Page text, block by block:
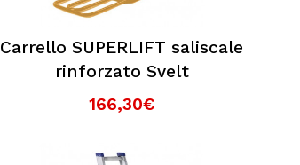
Carrello SUPERLIFT saliscale
rinforzato Svelt
166,30€